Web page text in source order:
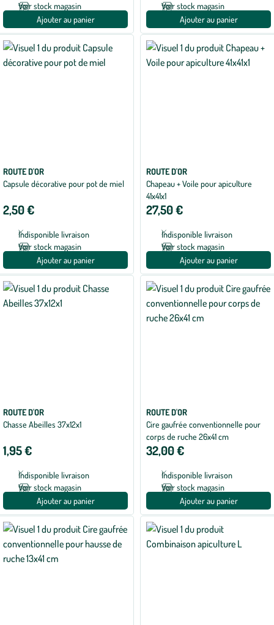
Voir stock magasin
Ajouter au panier
Voir stock magasin
Ajouter au panier
ROUTE D'OR
Capsule décorative pour pot de miel
2,50 €
Indisponible livraison
Voir stock magasin
Ajouter au panier
ROUTE D'OR
Chapeau + Voile pour apiculture
41x41x1
27,50 €
Indisponible livraison
Voir stock magasin
Ajouter au panier
ROUTE D'OR
Chasse Abeilles 37x12x1
1,95 €
Indisponible livraison
Voir stock magasin
Ajouter au panier
ROUTE D'OR
Cire gaufrée conventionnelle pour
corps de ruche 26x41 cm
32,00 €
Indisponible livraison
Voir stock magasin
Ajouter au panier